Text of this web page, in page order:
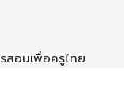
สอนเพื่อครูไทย